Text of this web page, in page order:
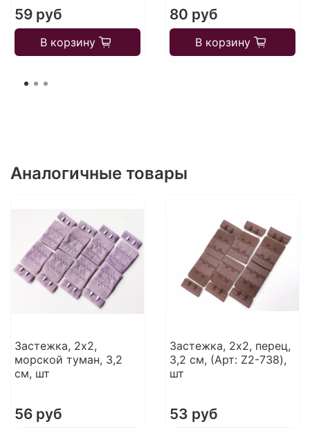
59 руб
В корзину
80 руб
В корзину
Аналогичные товары
Застежка, 2х2,
морской туман, 3,2
см, шт
56 руб
Застежка, 2x2, перец,
3,2 см, (Арт: Z2-738),
шт
53 руб